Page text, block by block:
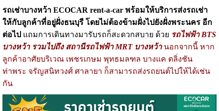
รถเช่าบางหว้า ECOCAR rent-a-car พร้อมให้บริการส่งรถเช่า
ให้กับลูกค้าที่อยู่ฝั่งธนบุรี โดยไม่ต้องข้ามฝั่งไปยังฝั่งพระนคร อีก
ต่อไป แถมการเดินทางมารับรถก็สะดวกสบาย ด้วย รถไฟฟ้า BTS
บางหว้า รวมไปถึง สถานีรถไฟฟ้า MRT บางหว้า นอกจากนี้ หาก
ลูกค้าอาศัยบริเวณ เพชรเกษม พุทธมลฑล บางแค ตลิ่งชัน
ท่าพระ จรัญสนิทวงศ์ ศาลายา ก็สามารถส่งรถยนต์ไปให้ได้เช่น
กัน